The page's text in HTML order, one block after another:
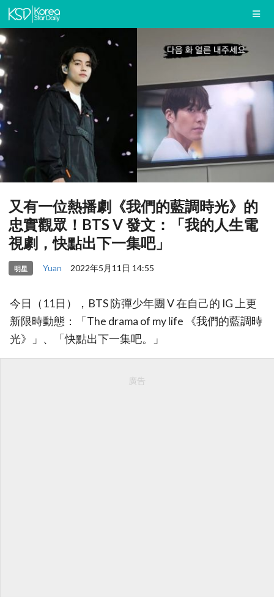
又有一位熱播劇《我們的藍調時光》的
忠實觀眾！BTS V 發文：「我的人生電
視劇，快點出下一集吧」
明星 Yuan 2022年5月11日 14:55
今日（11日），BTS 防彈少年團 V 在自己的 IG 上更
新限時動態：「The drama of my life 《我們的藍調時
光》」、「快點出下一集吧。」
廣告